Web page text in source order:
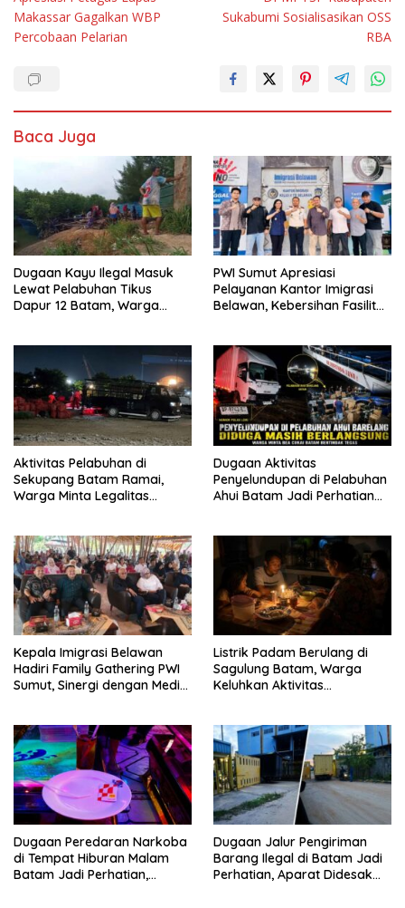
Makassar Gagalkan WBP
Percobaan Pelarian
Sukabumi Sosialisasikan OSS
RBA
Baca Juga
Dugaan Kayu Ilegal Masuk
Lewat Pelabuhan Tikus
Dapur 12 Batam, Warga
PWI Sumut Apresiasi
Pelayanan Kantor Imigrasi
Belawan, Kebersihan Fasilitas
Aktivitas Pelabuhan di
Sekupang Batam Ramai,
Warga Minta Legalitas
Dugaan Aktivitas
Penyelundupan di Pelabuhan
Ahui Batam Jadi Perhatian
Kepala Imigrasi Belawan
Hadiri Family Gathering PWI
Sumut, Sinergi dengan Media
Listrik Padam Berulang di
Sagulung Batam, Warga
Keluhkan Aktivitas
Dugaan Peredaran Narkoba
di Tempat Hiburan Malam
Batam Jadi Perhatian,
Dugaan Jalur Pengiriman
Barang Ilegal di Batam Jadi
Perhatian, Aparat Didesak